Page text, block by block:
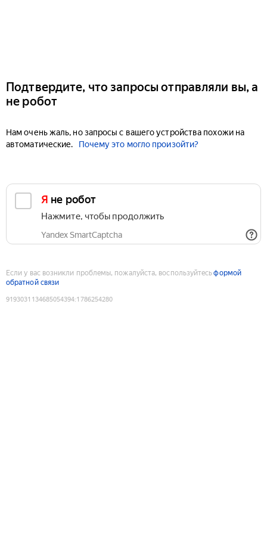
Подтвердите, что запросы отправляли вы, а
не робот
Нам очень жаль, но запросы с вашего устройства похожи на
автоматические.
Почему это могло произойти?
Я не робот
Нажмите, чтобы продолжить
Yandex SmartCaptcha
Если у вас возникли проблемы, пожалуйста, воспользуйтесьформой
обратной связи
9193031134685054394:1786254280